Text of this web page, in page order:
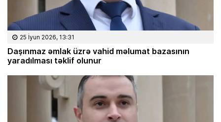
25 İyun 2026, 13:31
Daşınmaz əmlak üzrə vahid məlumat bazasının
yaradılması təklif olunur